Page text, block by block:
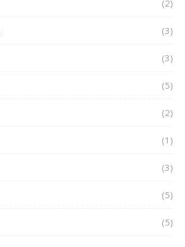
(2)
(3)
(3)
(5)
(2)
(1)
(3)
(5)
(5)